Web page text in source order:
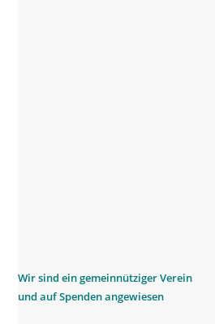
Wir sind ein gemeinnütziger Verein
und auf Spenden angewiesen